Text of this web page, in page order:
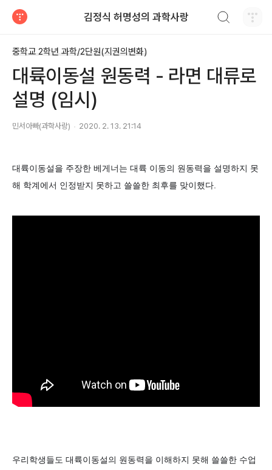
김정식 허명성의 과학사랑
중학교 2학년 과학/2단원(지권의변화)
대륙이동설 원동력 - 라면 대류로
설명 (임시)
민서아빠(과학사랑) 2020. 2. 13. 21:14
대륙이동설을 주장한 베게너는 대륙 이동의 원동력을 설명하지 못
해 학계에서 인정받지 못하고 쓸쓸한 최후를 맞이했다.
우리학생들도 대륙이동설의 원동력을 이해하지 못해 쓸쓸한 수업